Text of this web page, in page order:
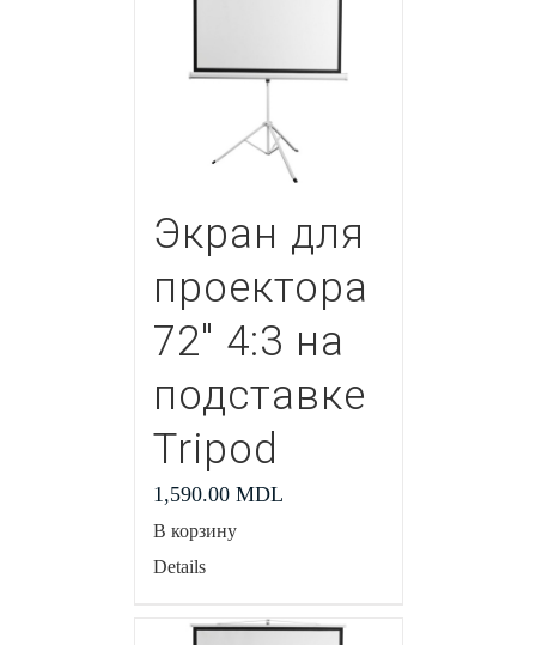
Экран для
проектора
72″ 4:3 на
подставке
Tripod
1,590.00 MDL
В корзину
Details